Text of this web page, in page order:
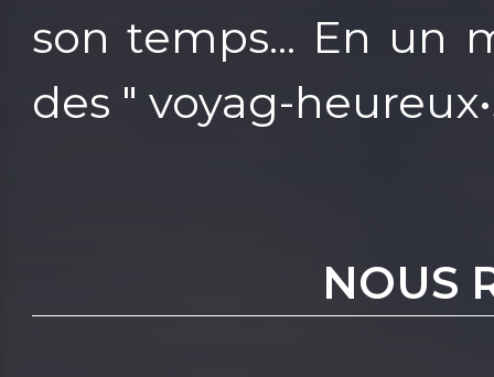
son temps... En un
des " voyag-
NOUS